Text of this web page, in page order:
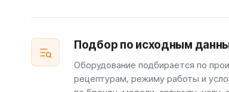
Подбор по исходным
Оборудование подбирается по
рецептурам, режиму работы и